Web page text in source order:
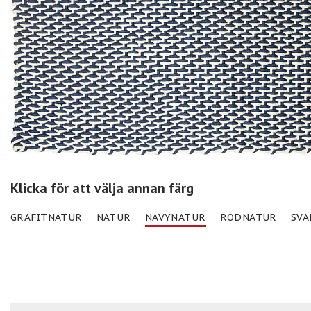
Klicka för att välja annan färg
GRAFITNATUR NATUR NAVYNATUR RÖDNATUR